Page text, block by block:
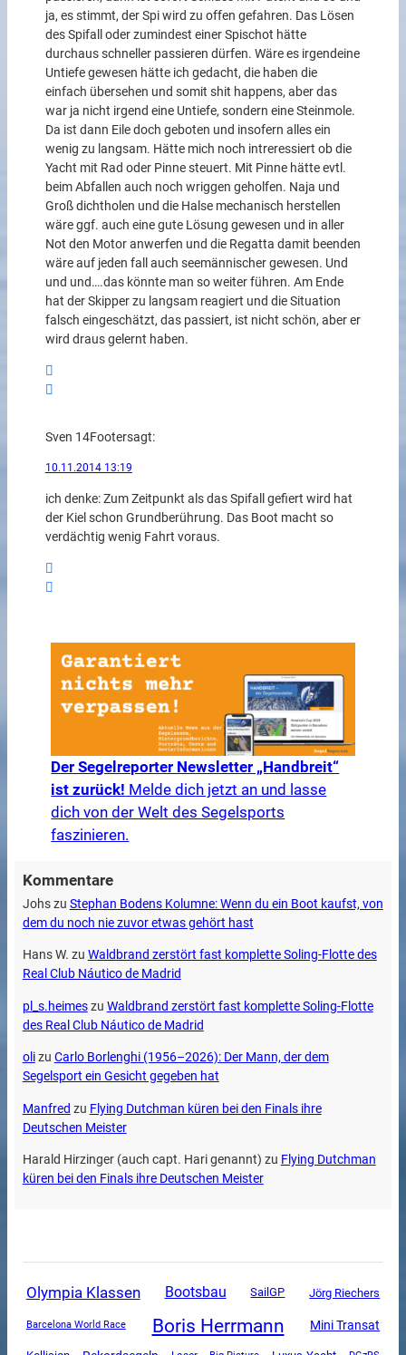
ja, es stimmt, der Spi wird zu offen gefahren. Das Lösen
des Spifall oder zumindest einer Spischot hätte
durchaus schneller passieren dürfen. Wäre es irgendeine
Untiefe gewesen hätte ich gedacht, die haben die
einfach übersehen und somit shit happens, aber das
war ja nicht irgend eine Untiefe, sondern eine Steinmole.
Da ist dann Eile doch geboten und insofern alles ein
wenig zu langsam. Hätte mich noch intreressiert ob die
Yacht mit Rad oder Pinne steuert. Mit Pinne hätte evtl.
beim Abfallen auch noch wriggen geholfen. Naja und
Groß dichtholen und die Halse mechanisch herstellen
wäre ggf. auch eine gute Lösung gewesen und in aller
Not den Motor anwerfen und die Regatta damit beenden
wäre auf jeden fall auch seemännischer gewesen. Und
und und….das könnte man so weiter führen. Am Ende
hat der Skipper zu langsam reagiert und die Situation
falsch eingeschätzt, das passiert, ist nicht schön, aber er
wird draus gelernt haben.
Sven 14Footersagt:
10.11.2014 13:19
ich denke: Zum Zeitpunkt als das Spifall gefiert wird hat
der Kiel schon Grundberührung. Das Boot macht so
verdächtig wenig Fahrt voraus.
Der Segelreporter Newsletter „Handbreit“
ist zurück! Melde dich jetzt an und lasse
dich von der Welt des Segelsports
faszinieren.
Kommentare
Johszu Stephan Bodens Kolumne: Wenn du ein Boot kaufst, von
dem du noch nie zuvor etwas gehört hast
Hans W. zu Waldbrand zerstört fast komplette Soling-Flotte des
Real Club Náutico de Madrid
pl_s.heimeszu Waldbrand zerstört fast komplette Soling-Flotte
des Real Club Náutico de Madrid
olizu Carlo Borlenghi (1956–2026): Der Mann, der dem
Segelsport ein Gesicht gegeben hat
Manfred zu Flying Dutchman küren bei den Finals ihre
Deutschen Meister
Harald Hirzinger (auch capt. Hari genannt) zu Flying Dutchman
küren bei den Finals ihre Deutschen Meister
Olympia Klassen Bootsbau SailGP Jörg Riechers
Barcelona World Race Boris Herrmann Mini Transat